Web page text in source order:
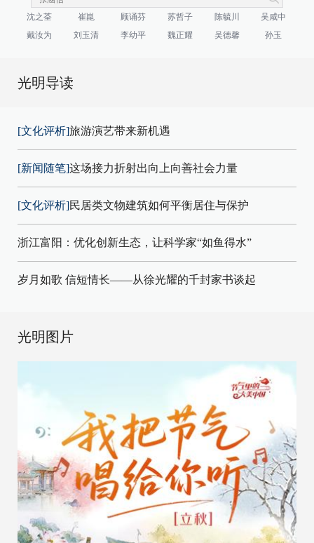
沈之荃 崔崑 顾诵芬 苏哲子 陈毓川
吴咸中
戴汝为
刘玉清 李幼平 魏正耀 吴德馨 孙玉
光明导读
[文化评析]旅游演艺带来新机遇
[新闻随笔]这场接力折射出向上向善社会力量
[文化评析]民居类文物建筑如何平衡居住与保护
浙江富阳：优化创新生态，让科学家“如鱼得水”
岁月如歌 信短情长——从徐光耀的千封家书谈起
光明图片